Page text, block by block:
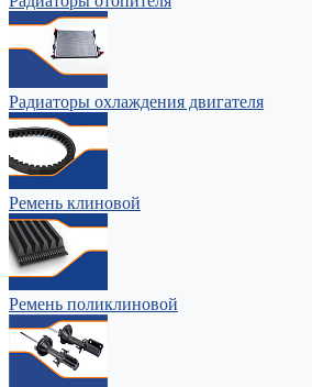
Радиаторы охлаждения двигателя
Ремень клиновой
Ремень поликлиновой